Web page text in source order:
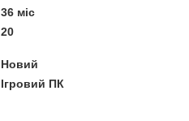
36 міс
20
Новий
Ігровий ПК